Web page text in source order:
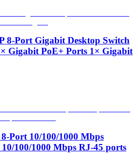
8-Port Gigabit Desktop Switch
Gigabit PoE+ Ports 1× Gigabit
Port 10/100/1000 Mbps
100/1000 Mbps RJ-45 ports